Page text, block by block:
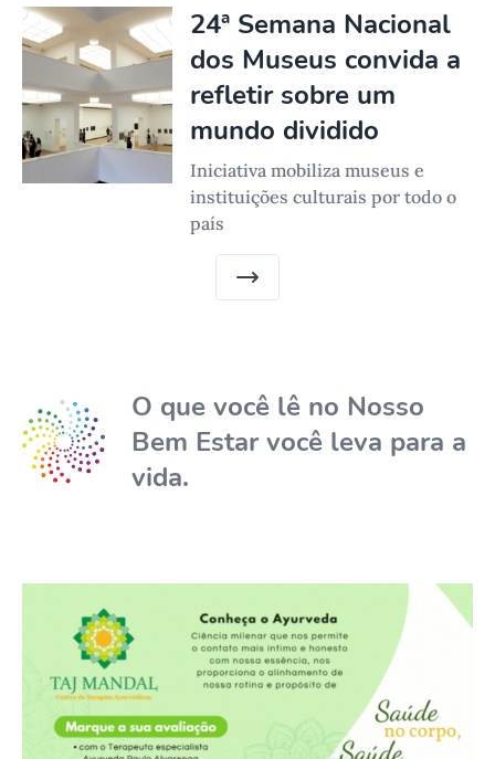
24ª Semana Nacional
dos Museus convida a
refletir sobre um
mundo dividido
Iniciativa mobiliza museus e
instituições culturais por todo o
país
O que você lê no Nosso
Bem Estar você leva para a
vida.